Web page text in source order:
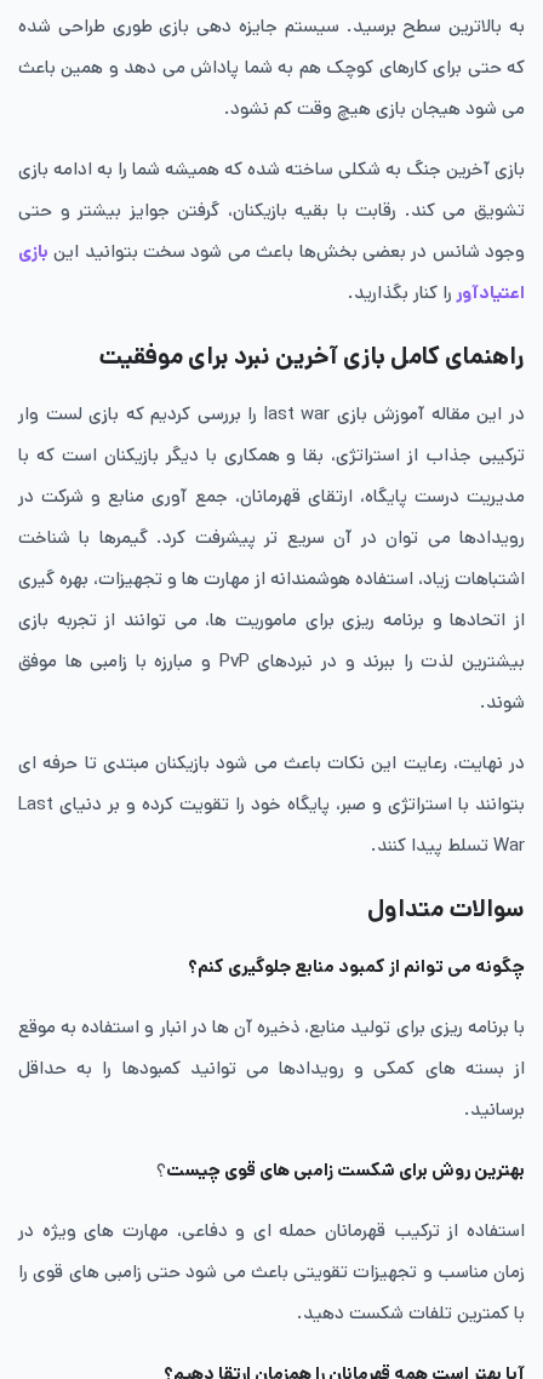
به بالاترین سطح برسید. سیستم جایزه دهی بازی طوری طراحی شده
که حتی برای کارهای کوچک هم به شما پاداش می دهد و همین باعث
می شود هیجان بازی هیچ وقت کم نشود.
بازی آخرین جنگ به شکلی ساخته شده که همیشه شما را به ادامه بازی
تشویق می کند. رقابت با بقیه بازیکنان، گرفتن جوایز بیشتر و حتی
وجود شانس در بعضی بخش‌ها باعث می شود سخت بتوانید این بازی
اعتیادآور را کنار بگذارید.
راهنمای کامل بازی آخرین نبرد برای موفقیت
در این مقاله آموزش بازی last war را بررسی کردیم که بازی لست وار
ترکیبی جذاب از استراتژی، بقا و همکاری با دیگر بازیکنان است که با
مدیریت درست پایگاه، ارتقای قهرمانان، جمع آوری منابع و شرکت در
رویدادها می توان در آن سریع تر پیشرفت کرد. گیمرها با شناخت
اشتباهات زیاد، استفاده هوشمندانه از مهارت ها و تجهیزات، بهره‌ گیری
از اتحادها و برنامه‌ ریزی برای ماموریت ها، می توانند از تجربه بازی
بیشترین لذت را ببرند و در نبردهای PvP و مبارزه با زامبی ها موفق
شوند.
در نهایت، رعایت این نکات باعث می شود بازیکنان مبتدی تا حرفه ای
بتوانند با استراتژی و صبر، پایگاه خود را تقویت کرده و بر دنیای Last
War تسلط پیدا کنند.
سوالات متداول
چگونه می توانم از کمبود منابع جلوگیری کنم؟
با برنامه‌ ریزی برای تولید منابع، ذخیره آن ها در انبار و استفاده به موقع
از بسته های کمکی و رویدادها می توانید کمبودها را به حداقل
برسانید.
بهترین روش برای شکست زامبی های قوی چیست؟
استفاده از ترکیب قهرمانان حمله ای و دفاعی، مهارت های ویژه در
زمان مناسب و تجهیزات تقویتی باعث می شود حتی زامبی های قوی را
با کمترین تلفات شکست دهید.
آیا بهتر است همه قهرمانان را همزمان ارتقا دهیم؟